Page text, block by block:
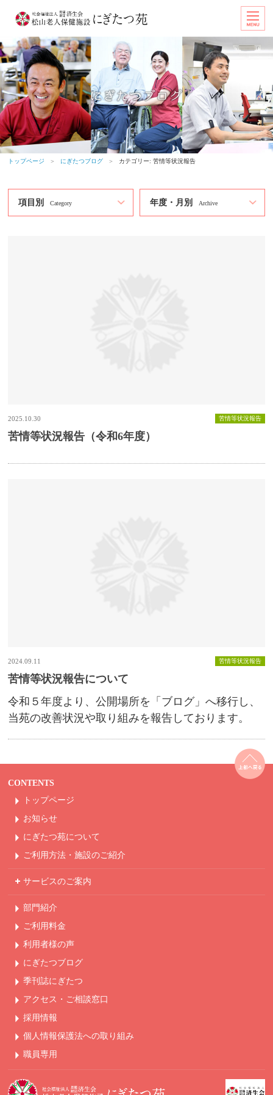
トップページ ＞ にぎたつブログ ＞ カテゴリー: 苦情等状況報告
項目別 Category 年度・月別 Archive
2025.10.30 苦情等状況報告
苦情等状況報告（令和6年度）
2024.09.11 苦情等状況報告
苦情等状況報告について
令和５年度より、公開場所を「ブログ」へ移行し、
当苑の改善状況や取り組みを報告しております。
CONTENTS
トップページ
お知らせ
にぎたつ苑について
ご利用方法・ 施設のご紹介
サービスのご案内
部門紹介
ご利用料金
利用者様の声
にぎたつブログ
季刊誌にぎたつ
アクセス・ご相談窓口
採用情報
個人情報保護法への取り組み
職員専用